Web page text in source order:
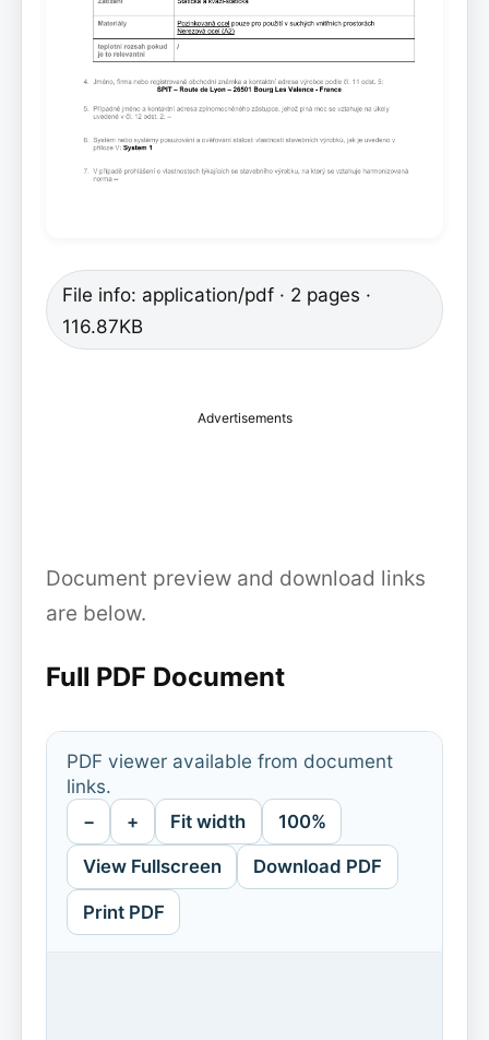
File info: application/pdf · 2 pages ·
116.87KB
Advertisements
Document preview and download links
are below.
Full PDF Document
PDF viewer available from document
links.
− + Fit width 100%
View Fullscreen Download PDF
Print PDF